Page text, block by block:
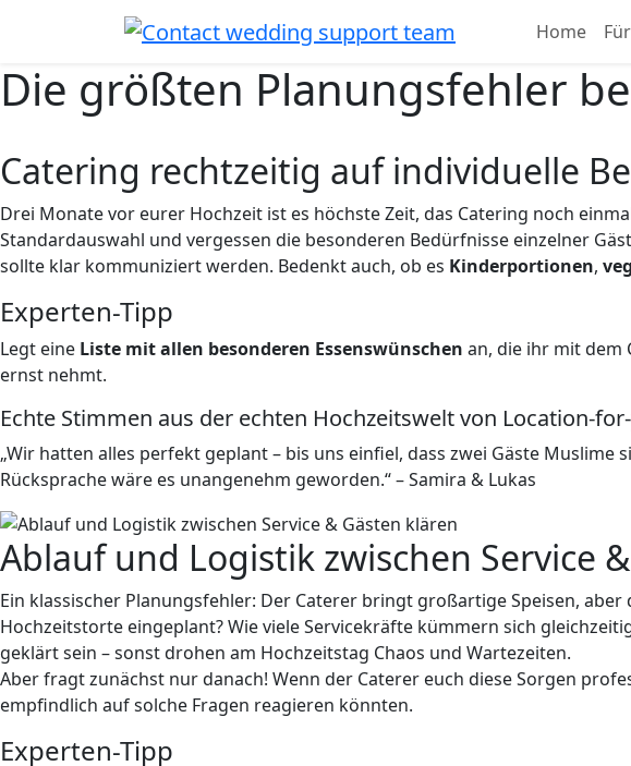
Home
Die größten Planungsfehler
Catering rechtzeitig auf individuelle
Drei Monate vor eurer Hochzeit ist es höchste Zeit, das Catering noch
Standardauswahl und vergessen die besonderen Bedürfnisse einzelner
sollte klar kommuniziert werden. Bedenkt auch, ob es Kinderportionen,
Experten-Tipp
Legt eine Liste mit allen besonderen Essenswünschen an, die ihr mit dem
ernst nehmt.
Echte Stimmen aus der echten Hochzeitswelt von Location-
„Wir hatten alles perfekt geplant – bis uns einfiel, dass zwei Gäste
Rücksprache wäre es unangenehm geworden.“ – Samira & Lukas
Ablauf und Logistik zwischen Service
Ein klassischer Planungsfehler: Der Caterer bringt großartige Speisen, aber
Hochzeitstorte eingeplant? Wie viele Servicekräfte kümmern sich
geklärt sein – sonst drohen am Hochzeitstag Chaos und Wartezeiten.
Aber fragt zunächst nur danach! Wenn der Caterer euch diese Sorgen
empfindlich auf solche Fragen reagieren könnten.
Experten-Tipp